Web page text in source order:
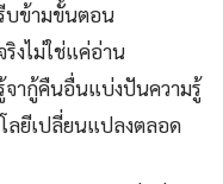
บข้ามขั้นตอน
งไม่ใช่แค่อ่าน
จากู้คืนอื่นแบ่งปันความรู้
ลยีเปลี่ยนแปลงตลอด